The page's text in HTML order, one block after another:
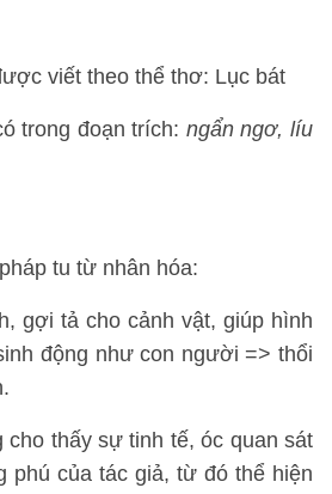
viết theo thể thơ: Lục bát
trong đoạn trích: ngẩn ngơ, líu
tu từ nhân hóa:
gợi tả cho cảnh vật, giúp hình
động như con người => thổi
cho thấy sự tinh tế, óc quan sát
phú của tác giả, từ đó thể hiện